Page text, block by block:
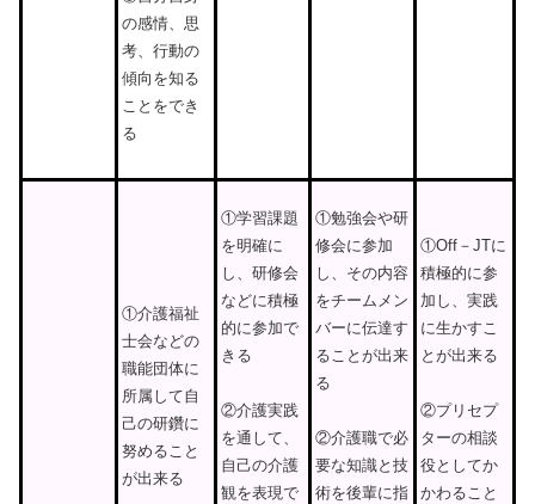
の感情、思
考、行動の
傾向を知る
ことをでき
る
①介護福祉
士会などの
職能団体に
所属して自
己の研鑽に
努めること
が出来る
①学習課題
を明確に
し、研修会
などに積極
的に参加で
きる
②介護実践
を通して、
自己の介護
観を表現で
①勉強会や研
修会に参加
し、その内容
をチームメン
バーに伝達す
ることが出来
る
②介護職で必
要な知識と技
術を後輩に指
①Off－JTに
積極的に参
加し、実践
に生かすこ
とが出来る
②プリセプ
ターの相談
役としてか
かわること